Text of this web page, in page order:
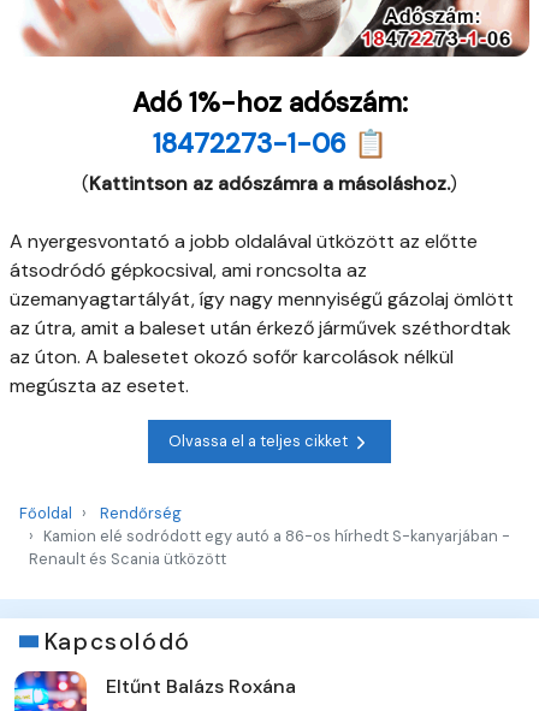
Adó 1%-hoz adószám:
18472273-1-06 📋
(Kattintson az adószámra a másoláshoz.)
A nyergesvontató a jobb oldalával ütközött az előtte
átsodródó gépkocsival, ami roncsolta az
üzemanyagtartályát, így nagy mennyiségű gázolaj ömlött
az útra, amit a baleset után érkező járművek széthordtak
az úton. A balesetet okozó sofőr karcolások nélkül
megúszta az esetet.
Olvassa el a teljes cikket
Főoldal
Rendőrség
Kamion elé sodródott egy autó a 86-os hírhedt S-kanyarjában -
Renault és Scania ütközött
Kapcsolódó
Eltűnt Balázs Roxána